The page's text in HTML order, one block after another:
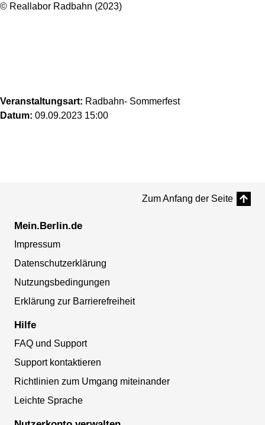
© Reallabor Radbahn (2023)
Veranstaltungsart: Radbahn- Sommerfest
Datum: 09.09.2023 15:00
Zum Anfang der Seite
Mein.Berlin.de
Impressum
Datenschutzerklärung
Nutzungsbedingungen
Erklärung zur Barrierefreiheit
Hilfe
FAQ und Support
Support kontaktieren
Richtlinien zum Umgang miteinander
Leichte Sprache